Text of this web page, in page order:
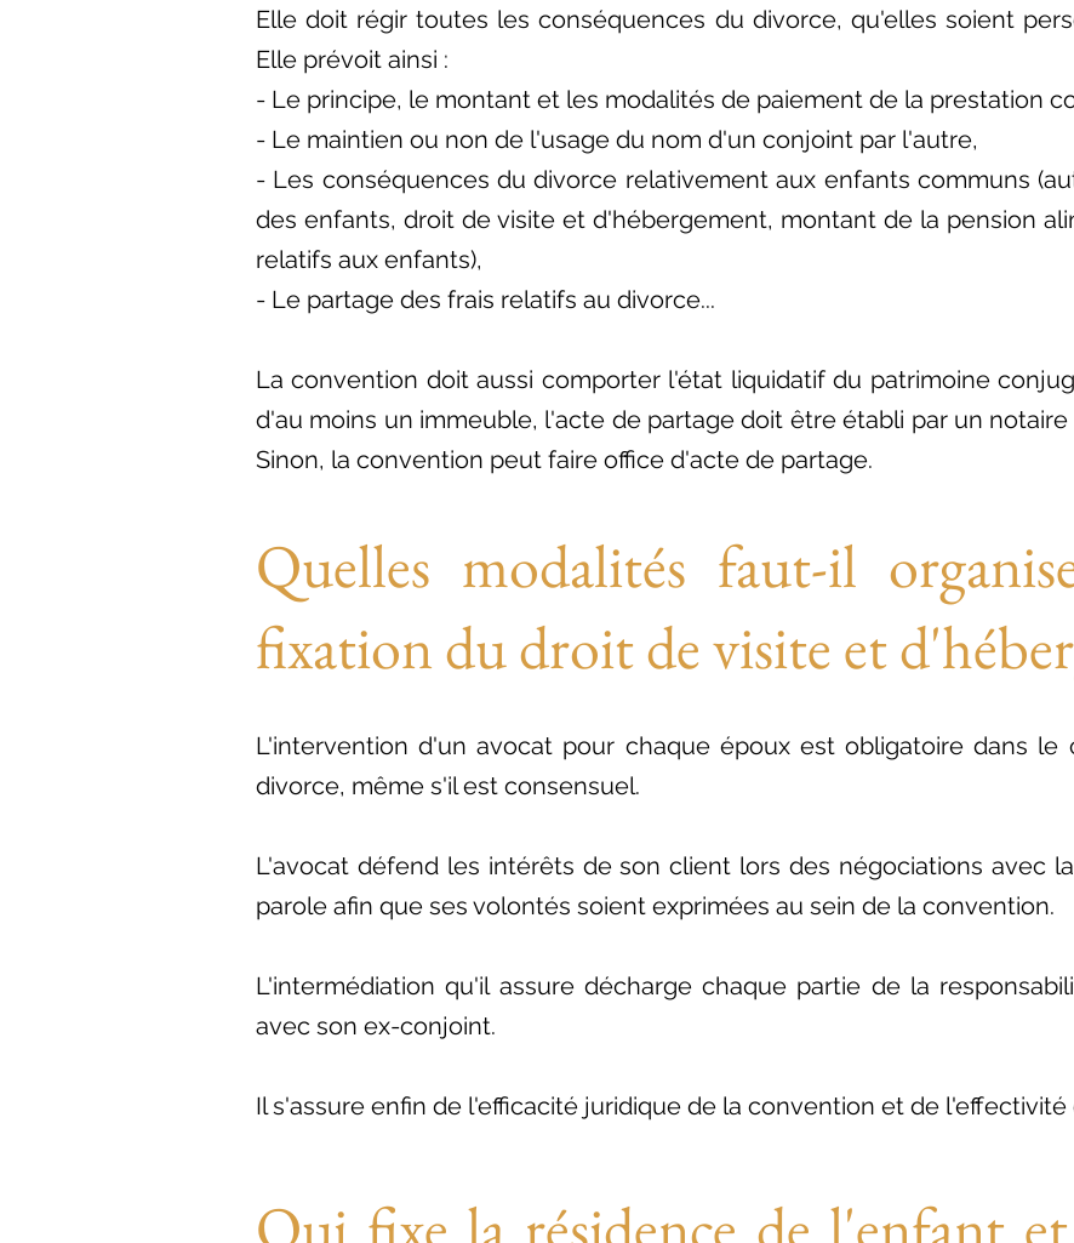
Elle doit régir toutes les conséquences du divorce, qu'elles soient
Elle prévoit ainsi :
- Le principe, le montant et les modalités de paiement de la prestation
- Le maintien ou non de l'usage du nom d'un conjoint par l'autre,
- Les conséquences du divorce relativement aux enfants communs
des enfants, droit de visite et d'hébergement, montant de la pension
relatifs aux enfants),
- Le partage des frais relatifs au divorce...
La convention doit aussi comporter l'état liquidatif du patrimoine
d'au moins un immeuble, l'acte de partage doit être établi par un
Sinon, la convention peut faire office d'acte de partage.
Quelles modalités faut-il
fixation du droit de visite et
L'intervention d'un avocat pour chaque époux est obligatoire dans le
divorce, même s'il est consensuel.
L'avocat défend les intérêts de son client lors des négociations avec
parole afin que ses volontés soient exprimées au sein de la convention.
L'intermédiation qu'il assure décharge chaque partie de la
avec son ex-conjoint.
Il s'assure enfin de l'efficacité juridique de la convention et de l'effectivité